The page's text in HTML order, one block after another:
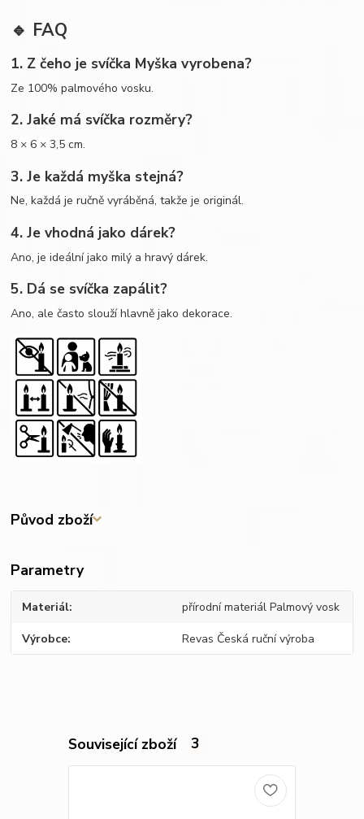
🔹 FAQ
1. Z čeho je svíčka Myška vyrobena?
Ze 100% palmového vosku.
2. Jaké má svíčka rozměry?
8 × 6 × 3,5 cm.
3. Je každá myška stejná?
Ne, každá je ručně vyráběná, takže je originál.
4. Je vhodná jako dárek?
Ano, je ideální jako milý a hravý dárek.
5. Dá se svíčka zapálit?
Ano, ale často slouží hlavně jako dekorace.
Původ zboží
Parametry
Materiál přírodní materiál Palmový vosk
Výrobce Revas Česká ruční výroba
Související zboží 3